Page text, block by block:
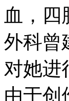
血，四
外科曾
对她进
由于创